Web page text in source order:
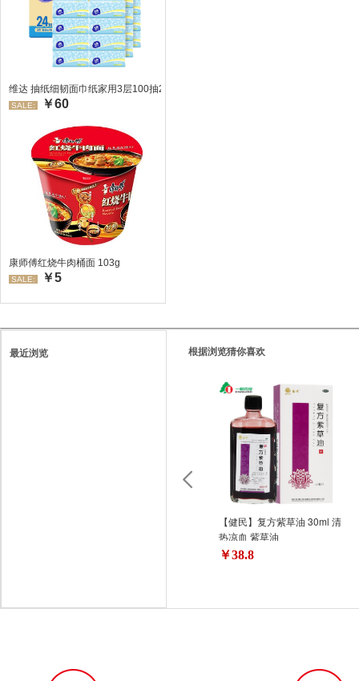
维达 抽纸细韧面巾纸家用3层100抽24包/箱 超值装 偏远地区不发货偏远地区:(含
SALE: ￥60
康师傅红烧牛肉桶面 103g
SALE: ￥5
最近浏览 根据浏览猜你喜欢
【健民】复方紫草油 30ml 清
热凉血 紫草油
￥38.8